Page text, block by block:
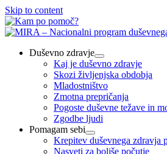
Skip to content
Duševno zdravje
Kaj je duševno zdravje
Skozi življenjska obdobja
Mladostništvo
Zmotna prepričanja
Pogoste duševne težave in
Zgodbe ljudi
Pomagam sebi
Krepitev duševnega zdravja
Nasveti za boljše počutje